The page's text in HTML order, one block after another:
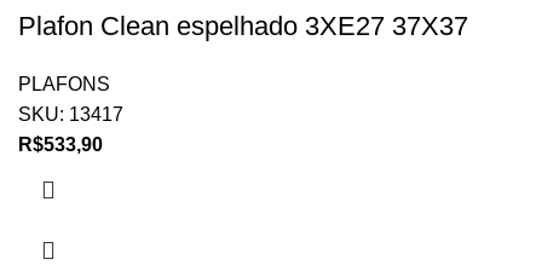
Plafon Clean espelhado 3XE27 37X37
PLAFONS
SKU: 13417
R$533,90